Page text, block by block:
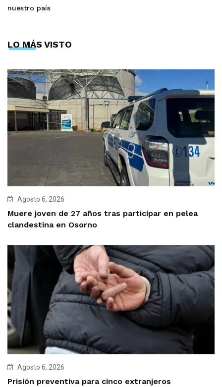
nuestro país
LO MÁS VISTO
Agosto 6, 2026
Muere joven de 27 años tras participar en pelea
clandestina en Osorno
Agosto 6, 2026
Prisión preventiva para cinco extranjeros